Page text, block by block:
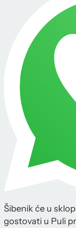
Šibenik će u
gostovati u Puli